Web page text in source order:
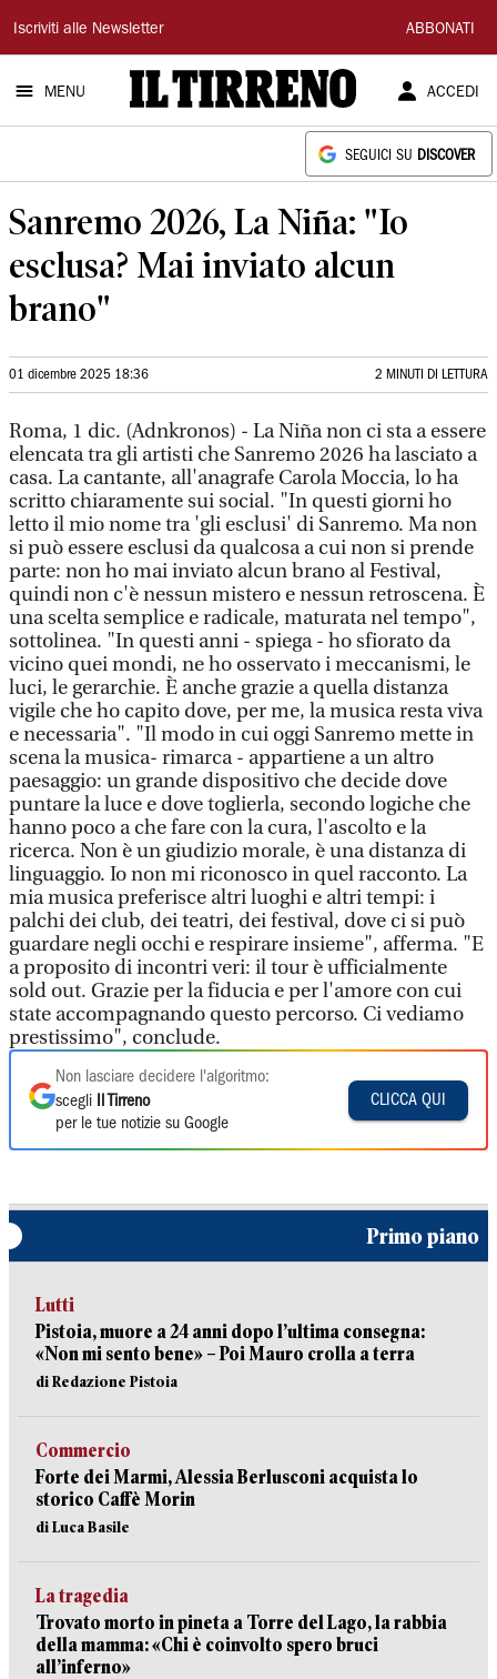
Il
Tirreno
Iscriviti alle Newsletter ABBONATI
MENU ACCEDI
SEGUICI SU DISCOVER
Sanremo 2026, La Niña: "Io
esclusa? Mai inviato alcun
brano"
01 dicembre 2025 18:36 2 MINUTI DI LETTURA
Roma, 1 dic. (Adnkronos) - La Niña non ci sta a essere
elencata tra gli artisti che Sanremo 2026 ha lasciato a
casa. La cantante, all'anagrafe Carola Moccia, lo ha
scritto chiaramente sui social. "In questi giorni ho
letto il mio nome tra 'gli esclusi' di Sanremo. Ma non
si può essere esclusi da qualcosa a cui non si prende
parte: non ho mai inviato alcun brano al Festival,
quindi non c'è nessun mistero e nessun retroscena. È
una scelta semplice e radicale, maturata nel tempo",
sottolinea. "In questi anni - spiega - ho sfiorato da
vicino quei mondi, ne ho osservato i meccanismi, le
luci, le gerarchie. È anche grazie a quella distanza
vigile che ho capito dove, per me, la musica resta viva
e necessaria". "Il modo in cui oggi Sanremo mette in
scena la musica- rimarca - appartiene a un altro
paesaggio: un grande dispositivo che decide dove
puntare la luce e dove toglierla, secondo logiche che
hanno poco a che fare con la cura, l'ascolto e la
ricerca. Non è un giudizio morale, è una distanza di
linguaggio. Io non mi riconosco in quel racconto. La
mia musica preferisce altri luoghi e altri tempi: i
palchi dei club, dei teatri, dei festival, dove ci si può
guardare negli occhi e respirare insieme", afferma. "E
a proposito di incontri veri: il tour è ufficialmente
sold out. Grazie per la fiducia e per l'amore con cui
state accompagnando questo percorso. Ci vediamo
prestissimo", conclude.
Non lasciare decidere l'algoritmo:
scegli
Il Tirreno
per le tue notizie su Google
CLICCA QUI
Primo piano
Lutti
Pistoia, muore a 24 anni dopo l’ultima consegna:
«Non mi sento bene» – Poi Mauro crolla a terra
di Redazione Pistoia
Commercio
Forte dei Marmi, Alessia Berlusconi acquista lo
storico Caffè Morin
di Luca Basile
La tragedia
Trovato morto in pineta a Torre del Lago, la rabbia
della mamma: «Chi è coinvolto spero bruci
all’inferno»